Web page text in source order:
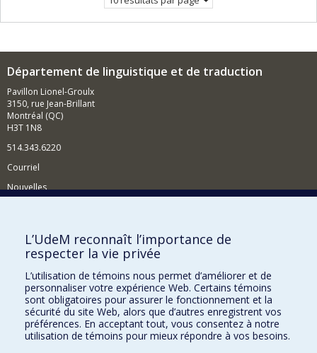
Département de linguistique et de traduction
Pavillon Lionel-Groulx
3150, rue Jean-Brillant
Montréal (QC)
H3T 1N8
514.343.6220
Courriel
Nouvelles
Comment soutenir le Département?
BESOIN D'AIDE?
Plan du site
Signaler une erreur
Accessibilité
FACULTÉ DES ARTS ET DES SCIENCES
L’UdeM reconnaît l’importance de
respecter la vie privée
L’utilisation de témoins nous permet d’améliorer et de
personnaliser votre expérience Web. Certains témoins
sont obligatoires pour assurer le fonctionnement et la
sécurité du site Web, alors que d’autres enregistrent vos
préférences. En acceptant tout, vous consentez à notre
utilisation de témoins pour mieux répondre à vos besoins.